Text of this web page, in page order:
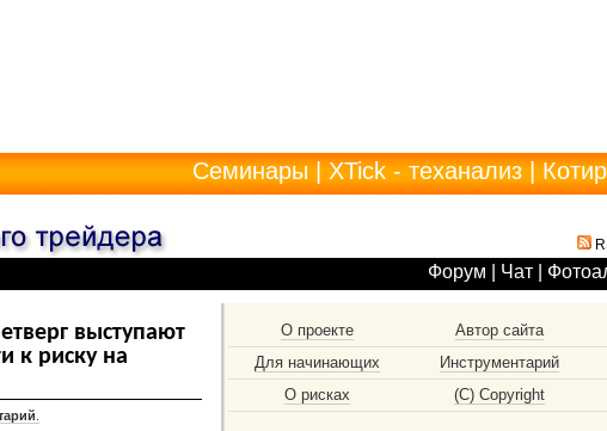
Семинары XTick - теханализ
Форум Чат
выступают
к риску на
О проекте Автор сайта
Для начинающих
Инструментарий
О рисках
(С) Copyright